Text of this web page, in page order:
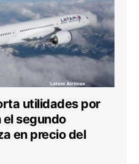
utilidades por
el segundo
en precio del